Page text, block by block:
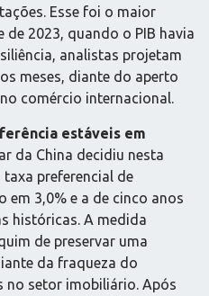
Esse foi o maior
2023, quando o PIB havia
analistas projetam
meses, diante do aperto
comércio internacional.
estáveis em
da China decidiu nesta
preferencial de
em 3,0% e a de cinco anos
históricas. A medida
de preservar uma
da fraqueza do
no setor imobiliário. Após